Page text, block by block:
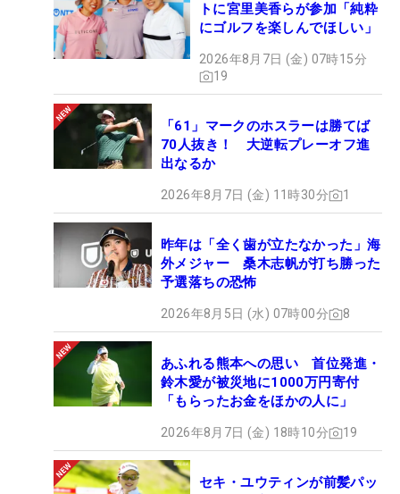
トに宮里美香らが参加「純粋
にゴルフを楽しんでほしい」
2026年8月7日 (金) 07時15分
19
「61」マークのホスラーは勝てば
70人抜き！ 大逆転プレーオフ進
出なるか
2026年8月7日 (金) 11時30分 1
昨年は「全く歯が立たなかった」海
外メジャー 桑木志帆が打ち勝った
予選落ちの恐怖
2026年8月5日 (水) 07時00分 8
あふれる熊本への思い 首位発進・
鈴木愛が被災地に1000万円寄付
「もらったお金をほかの人に」
2026年8月7日 (金) 18時10分 19
セキ・ユウティンが前髪パッ